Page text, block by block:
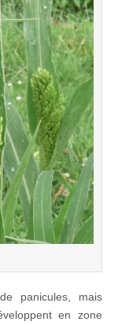
panicules, mais
en zone